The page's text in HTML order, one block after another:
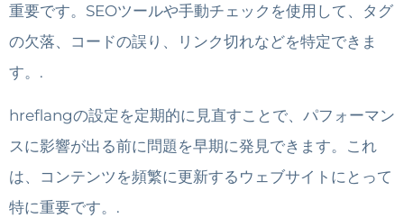
重要です。SEOツールや手動チェックを使用して、タグ
の欠落、コードの誤り、リンク切れなどを特定できま
す。.
hreflangの設定を定期的に見直すことで、パフォーマン
スに影響が出る前に問題を早期に発見できます。これ
は、コンテンツを頻繁に更新するウェブサイトにとって
特に重要です。.